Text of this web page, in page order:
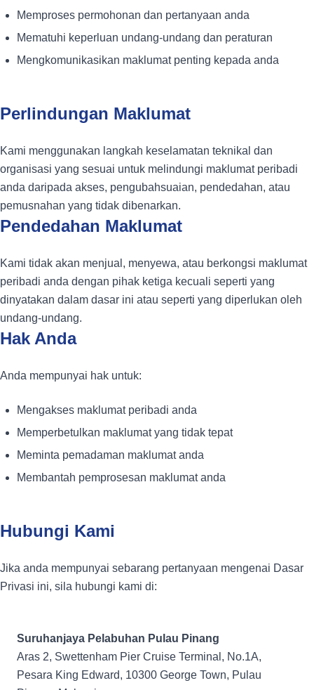
Memproses permohonan dan pertanyaan anda
Mematuhi keperluan undang-undang dan peraturan
Mengkomunikasikan maklumat penting kepada anda
Perlindungan Maklumat
Kami menggunakan langkah keselamatan teknikal dan
organisasi yang sesuai untuk melindungi maklumat peribadi
anda daripada akses, pengubahsuaian, pendedahan, atau
pemusnahan yang tidak dibenarkan.
Pendedahan Maklumat
Kami tidak akan menjual, menyewa, atau berkongsi maklumat
peribadi anda dengan pihak ketiga kecuali seperti yang
dinyatakan dalam dasar ini atau seperti yang diperlukan oleh
undang-undang.
Hak Anda
Anda mempunyai hak untuk:
Mengakses maklumat peribadi anda
Memperbetulkan maklumat yang tidak tepat
Meminta pemadaman maklumat anda
Membantah pemprosesan maklumat anda
Hubungi Kami
Jika anda mempunyai sebarang pertanyaan mengenai Dasar
Privasi ini, sila hubungi kami di:
Suruhanjaya Pelabuhan Pulau Pinang
Aras 2, Swettenham Pier Cruise Terminal, No.1A,
Pesara King Edward, 10300 George Town, Pulau